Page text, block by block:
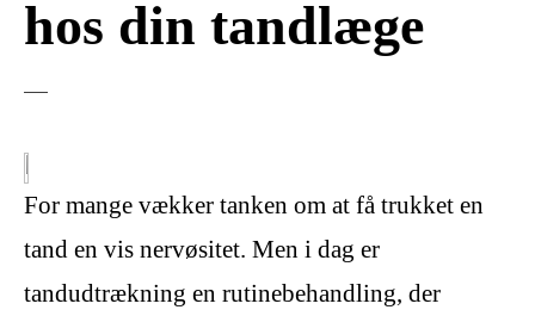
hos din tandlæge
For mange vækker tanken om at få trukket en
tand en vis nervøsitet. Men i dag er
tandudtrækning en rutinebehandling, der